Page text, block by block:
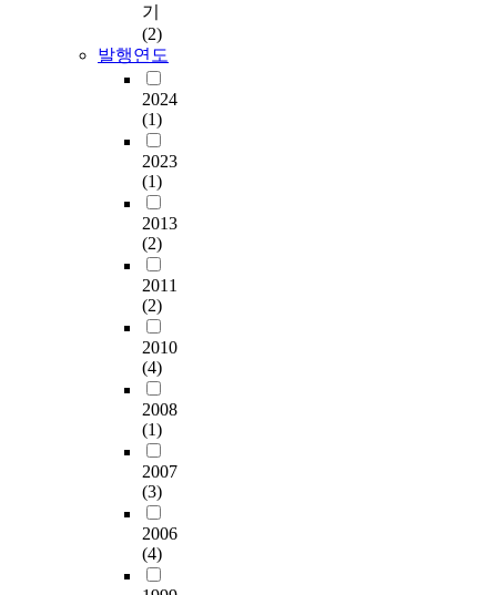
기
(2)
발행연도
2024
(1)
2023
(1)
2013
(2)
2011
(2)
2010
(4)
2008
(1)
2007
(3)
2006
(4)